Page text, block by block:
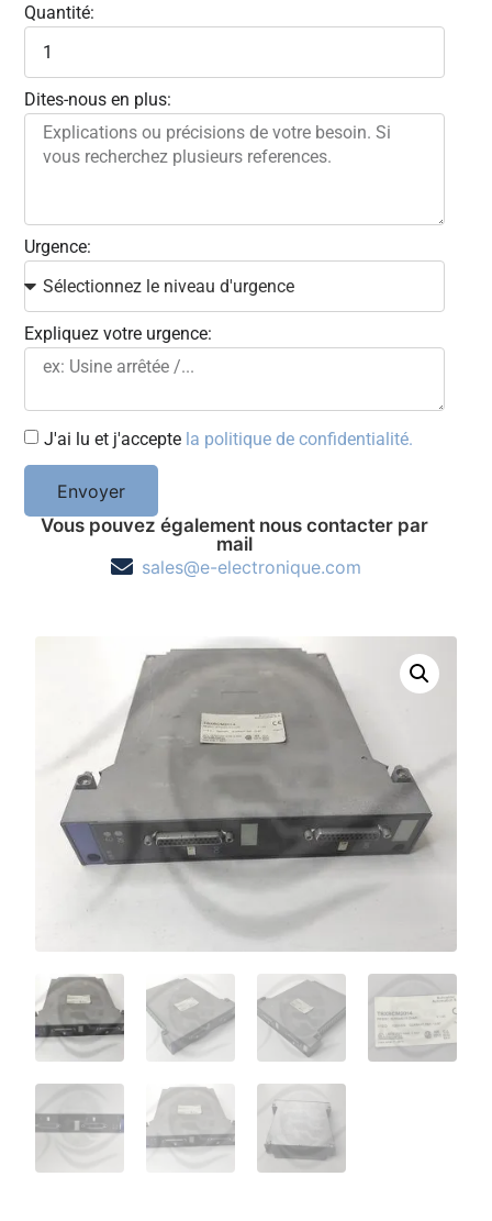
Quantité:
Dites-nous en plus:
Urgence:
Expliquez votre urgence:
J'ai lu et j'accepte la politique de confidentialité.
Envoyer
Vous pouvez également nous contacter par
mail
sales@e-electronique.com